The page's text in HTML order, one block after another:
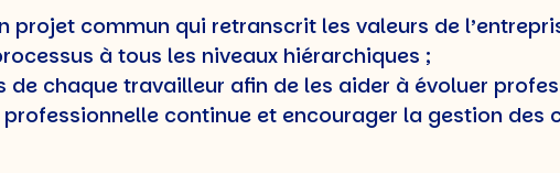
projet commun qui retranscrit les valeurs de
à tous les niveaux hiérarchiques ;
de chaque travailleur afin de les aider à évoluer
continue et encourager la gestion des